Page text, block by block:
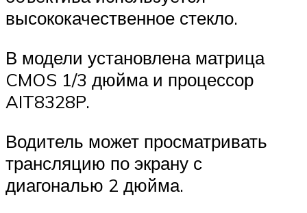
высококачественное стекло.
В модели установлена матрица
CMOS 1/3 дюйма и процессор
AIT8328P.
Водитель может просматривать
трансляцию по экрану с
диагональю 2 дюйма.